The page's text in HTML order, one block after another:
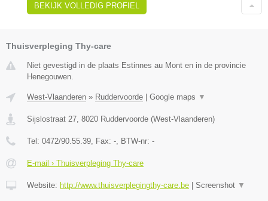
BEKIJK VOLLEDIG PROFIEL
Thuisverpleging Thy-care
Niet gevestigd in de plaats Estinnes au Mont en in de provincie
Henegouwen.
West-Vlaanderen » Ruddervoorde | Google maps ▼
Sijslostraat 27 8020 Ruddervoorde (West-Vlaanderen)
Tel: 0472/90.55.39 , Fax: - , BTW-nr: -
E-mail › Thuisverpleging Thy-care
Website: http://www.thuisverplegingthy-care.be | Screenshot ▼